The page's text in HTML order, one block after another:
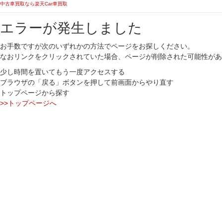
中古車買取なら楽天Car車買取
エラーが発生しました
お手数ですが次のいずれかの方法でページをお探しください。
なおリンクをクリックされていた場合、ページが削除された可能性が
少し時間を置いてもう一度アクセスする
ブラウザの「戻る」ボタンを押して前画面からやり直す
トップページから探す
>>トップページへ